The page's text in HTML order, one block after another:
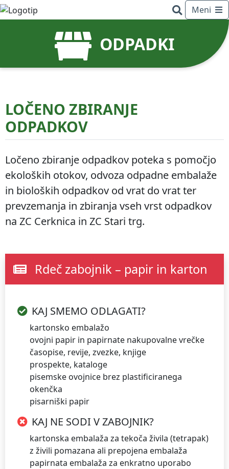
Meni
Osmrtnice
Reklamacije Kontakt
HITRE POVEZAVE
Kontakti
Ceniki
Obrazci
ODPADKI
LOČENO ZBIRANJE
ODPADKOV
Ločeno zbiranje odpadkov poteka s pomočjo
ekoloških otokov, odvoza odpadne embalaže
in bioloških odpadkov od vrat do vrat ter
prevzemanja in zbiranja vseh vrst odpadkov
na ZC Cerknica in ZC Stari trg.
Rdeč zabojnik – papir in karton
KAJ SMEMO ODLAGATI?
kartonsko embalažo
ovojni papir in papirnate nakupovalne vrečke
časopise, revije, zvezke, knjige
prospekte, kataloge
pisemske ovojnice brez plastificiranega
okenčka
pisarniški papir
KAJ NE SODI V ZABOJNIK?
kartonska embalaža za tekoča živila (tetrapak)
z živili pomazana ali prepojena embalaža
papirnata embalaža za enkratno uporabo